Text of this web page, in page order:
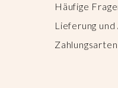
Häufige
Lieferung und
Zahlungsarten